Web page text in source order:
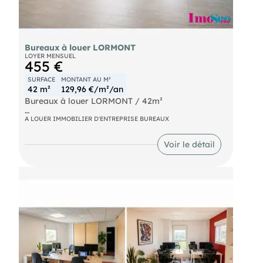
Bureaux à louer LORMONT
LOYER MENSUEL
455 €
SURFACE
42 m²
MONTANT AU M²
129,96 €/m²/an
Bureaux à louer LORMONT / 42m²
Proche de la sortie n°1 de la rocade, de l'A10, et
RDC d'environ 42m² à louer. Salle de repos,
kitchenette, terrasse communes. Nombreuses
places de parking sur une parcelle close sous
A LOUER IMMOBILIER D'ENTREPRISE BUREAUX
Voir le détail